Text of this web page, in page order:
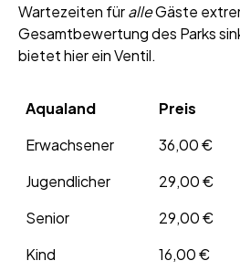
Wartezeiten füralleGäste
Gesamtbewertung des Parks
bietet hier ein Ventil.
Aqualand Preis
Erwachsener
36,00 €
Jugendlicher
29,00 €
Senior
29,00 €
Kind
16,00 €